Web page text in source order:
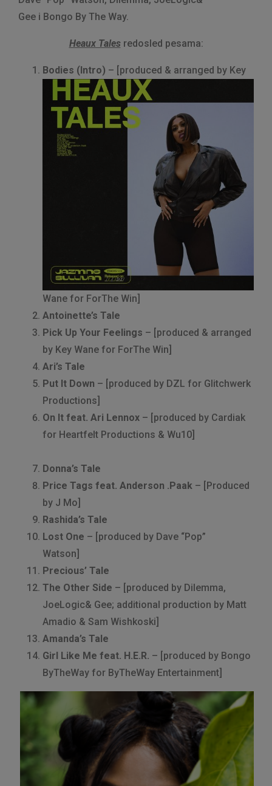
Gee i Bongo By The Way.
Heaux Talesredosled pesama:
Bodies (Intro) – [produced & arranged by Key
Wane for ForThe Win]
Antoinette’s Tale
Pick Up Your Feelings – [produced & arranged
by Key Wane for ForThe Win]
Ari’s Tale
Put It Down – [produced by DZL for Glitchwerk
Productions]
On It feat. Ari Lennox – [produced by Cardiak
for Heartfelt Productions & Wu10]
Donna’s Tale
Price Tags feat. Anderson .Paak – [Produced
by J Mo]
Rashida’s Tale
Lost One – [produced by Dave “Pop”
Watson]
Precious’ Tale
The Other Side – [produced by Dilemma,
JoeLogic& Gee; additional production by Matt
Amadio & Sam Wishkoski]
Amanda’s Tale
Girl Like Me feat. H.E.R. – [produced by Bongo
ByTheWay for ByTheWay Entertainment]